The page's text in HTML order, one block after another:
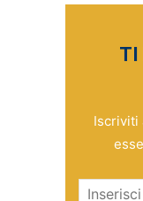
TI
Iscriviti